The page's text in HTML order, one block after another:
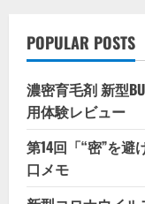
POPULAR POSTS
濃密育毛剤 新型
用体験レビュー
第14回「“密”を
口メモ